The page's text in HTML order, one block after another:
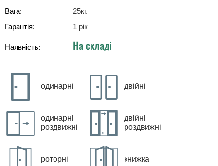
Вага:
25кг.
Гарантія:
1 рік
Наявність: На складі
одинарні двійні
одинарні
роздвижні
двійні
роздвижні
роторні книжка